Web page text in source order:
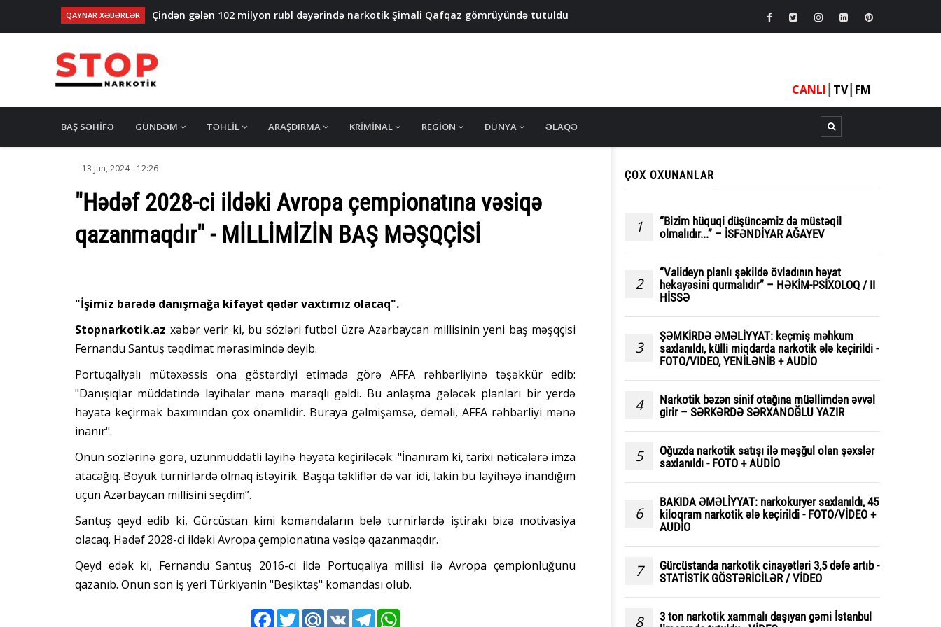
QAYNAR XƏBƏRLƏR
Çindən gələn 102 milyon rubl dəyərində narkotik Şimali Qafqaz gömrüyündə tutuldu
Qarabağ suvarma kanalında batan yeniyetmənin axtarışı aparılır
Polşa və Çexiya​​​​​​​da narkotik şəbəkəsi çökdürülüb - VİDEO
İspaniya polisi 21 ton kokain ələ keçirdi - VİDEO
CANLI TV┃ FM
NAVIGATION
BAŞ SƏHIFƏ GÜNDƏM TƏHLIL ARAŞDIRMA KRIMINAL REGION DÜNYA ƏLAQƏ
13 Jun, 2024 - 12:26
"Hədəf 2028-ci ildəki Avropa çempionatına vəsiqə
qazanmaqdır" - MİLLİMİZİN BAŞ MƏŞQÇİSİ
"İşimiz barədə danışmağa kifayət qədər vaxtımız olacaq".
Stopnarkotik.az xəbər verir ki, bu sözləri futbol üzrə Azərbaycan millisinin yeni baş məşqçisi
Fernandu Santuş təqdimat mərasimində deyib.
Portuqaliyalı mütəxəssis ona göstərdiyi etimada görə AFFA rəhbərliyinə təşəkkür edib:
"Danışıqlar müddətində layihələr mənə maraqlı gəldi. Bu anlaşma gələcək planları bir yerdə
həyata keçirmək baxımından çox önəmlidir. Buraya gəlmişəmsə, deməli, AFFA rəhbərliyi mənə
inanır".
Onun sözlərinə görə, uzunmüddətli layihə həyata keçiriləcək: "İnanıram ki, tarixi nəticələrə imza
atacağıq. Böyük turnirlərdə olmaq istəyirik. Başqa təkliflər də var idi, lakin bu layihəyə inandığım
üçün Azərbaycan millisini seçdim”.
Santuş qeyd edib ki, Gürcüstan kimi komandaların belə turnirlərdə iştirakı bizə motivasiya
olacaq. Hədəf 2028-ci ildəki Avropa çempionatına vəsiqə qazanmaqdır.
Qeyd edək ki, Fernandu Santuş 2016-cı ildə Portuqaliya millisi ilə Avropa çempionluğunu
qazanıb. Onun son iş yeri Türkiyənin "Beşiktaş" komandası olub.
FacebookTwitterMail.RuVK Telegram
ÇOX OXUNANLAR
1
“Bizim hüquqi düşüncəmiz də müstəqil
olmalıdır...” – İSFƏNDİYAR AĞAYEV
2
“Valideyn planlı şəkildə övladının həyat
hekayəsini qurmalıdır” – HƏKİM-PSİXOLOQ / II
HİSSƏ
3
ŞƏMKİRDƏ ƏMƏLİYYAT: keçmiş məhkum
saxlanıldı, külli miqdarda narkotik ələ keçirildi -
FOTO/VIDEO, YENİLƏNİB + AUDİO
4
Narkotik bəzən sinif otağına müəllimdən əvvəl
girir – SƏRKƏRDƏ SƏRXANOĞLU YAZIR
5
Oğuzda narkotik satışı ilə məşğul olan şəxslər
saxlanıldı - FOTO + AUDİO
6
BAKIDA ƏMƏLİYYAT: narkokuryer saxlanıldı, 45
kiloqram narkotik ələ keçirildi - FOTO/VİDEO +
AUDİO
7
Gürcüstanda narkotik cinayətləri 3,5 dəfə artıb -
STATİSTİK GÖSTƏRİCİLƏR / VİDEO
8
3 ton narkotik xammalı daşıyan gəmi İstanbul